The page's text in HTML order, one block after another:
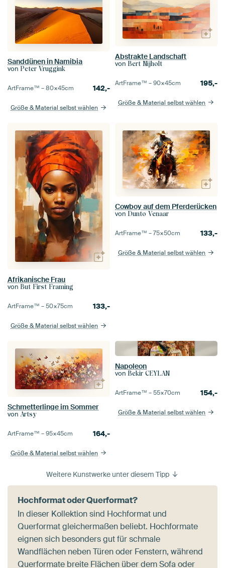
Sanddünen in Namibia
von Peter Vruggink
ArtFrame™ –80×45cm 142,-
Größe & Material selbst wählen
Abstrakte Landschaft
von Bert Nijholt
ArtFrame™ –90×45cm 195,-
Größe & Material selbst wählen
Afrikanische Frau
von But First Framing
ArtFrame™ –50×75cm 133,-
Größe & Material selbst wählen
Cowboy auf dem Pferderücken
von Dunto Venaar
ArtFrame™ –75×50cm 133,-
Größe & Material selbst wählen
Schmetterlinge im Sommer
von Artsy
ArtFrame™ –95×45cm 164,-
Größe & Material selbst wählen
Napoleon
von Bekir CEYLAN
ArtFrame™ –55×70cm 154,-
Größe & Material selbst wählen
Weitere Kunstwerke unter diesem Tipp
Hochformat oder Querformat?
In dieser Kollektion sind Hochformat und
Querformat gleichermaßen beliebt. Hochformate
eignen sich besonders gut für schmale
Wandflächen neben Türen oder Fenstern, während
Querformate breite Flächen über dem Sofa oder